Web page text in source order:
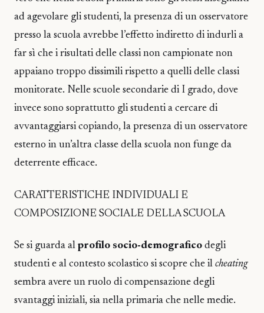
ad agevolare gli studenti, la presenza di un osservatore
presso la scuola avrebbe l’effetto indiretto di indurli a
far sì che i risultati delle classi non campionate non
appaiano troppo dissimili rispetto a quelli delle classi
monitorate. Nelle scuole secondarie di I grado, dove
invece sono soprattutto gli studenti a cercare di
avvantaggiarsi copiando, la presenza di un osservatore
esterno in un’altra classe della scuola non funge da
deterrente efficace.
CARATTERISTICHE INDIVIDUALI E
COMPOSIZIONE SOCIALE DELLA SCUOLA
Se si guarda al profilo socio-demografico degli
studenti e al contesto scolastico si scopre che il cheating
sembra avere un ruolo di compensazione degli
svantaggi iniziali, sia nella primaria che nelle medie.